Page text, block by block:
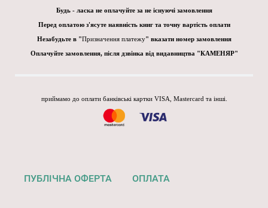
Будь - ласка не оплачуйте за не існуючі замовлення
Перед оплатою з'ясуте наявність книг та точну вартість оплати
Незабудьте в "Призначення платежу" вказати номер замовлення
Оплачуйте замовлення, після дзвінка від видавництва "КАМЕНЯР"
приймамо до оплати банківські картки VISA, Mastercard та інші.
ПУБЛІЧНА ОФЕРТА ОПЛАТА